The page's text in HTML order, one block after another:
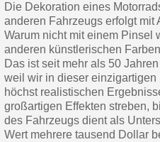
Die Dekoration eines
anderen Fahrzeugs erfolgt mit
Warum nicht mit einem Pinsel
anderen künstlerischen
Das ist seit mehr als 50
weil wir in dieser einzigartigen
höchst realistischen
großartigen Effekten streben,
des Fahrzeugs dient als
Wert mehrere tausend Dollar